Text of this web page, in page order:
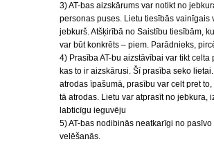
3) AT-bas aizskārums var notikt no
personas puses. Lietu tiesībās vainīgais
jebkurš. Atšķirībā no Saistību tiesībām,
var būt konkrēts – piem. Parādnieks,
4) Prasība AT-bu aizstāvībai var tikt celta
kas to ir aizskārusi. Šī prasība seko
atrodas īpašumā, prasību var celt pret
tā atrodas. Lietu var atprasīt no jebkura,
labticīgu ieguvēju
5) AT-bas nodibinās neatkarīgi no pasīvo
velēšanās.